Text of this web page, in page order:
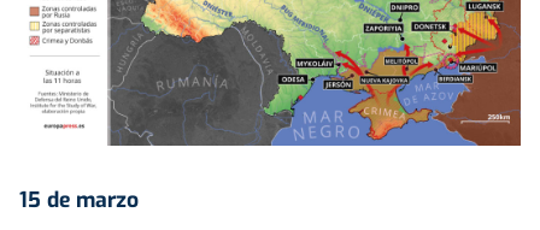
15 de marzo